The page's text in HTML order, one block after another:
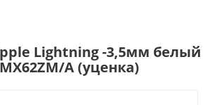
Lightning -3,5мм белый
A (уценка)